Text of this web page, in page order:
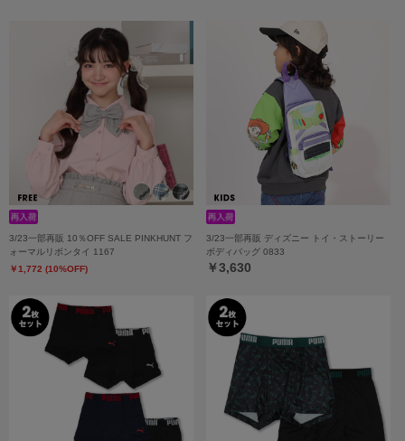
3/23一部再販 10％OFF SALE PINKHUNT フ
ォーマルリボンタイ 1167
￥1,772 (10%OFF)
3/23一部再販 ディズニー トイ・ストーリー
ボディバッグ 0833
￥3,630